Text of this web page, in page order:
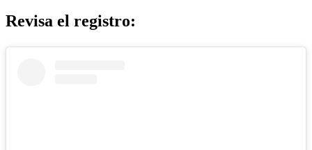
Revisa el registro: